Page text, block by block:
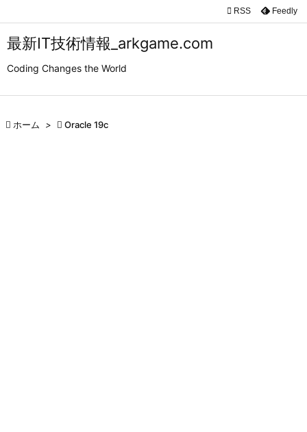
最新IT技術情報_arkgame.com
Coding Changes the World


 RSS Feedly
 ホーム >  Oracle 19c